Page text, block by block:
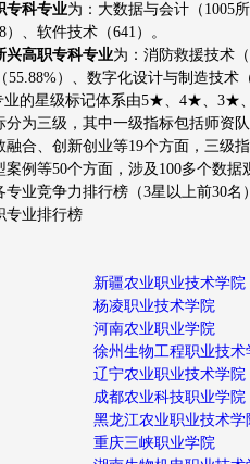
专科专业为：大数据与会计（1005
、软件技术（641）。
兴高职专科专业为：消防救援技术
）、数字化设计与制造技
业的星级标记体系由5★、4★、3★
分为三级，其中一级指标包括师
合、创新创业等19个方面，三级
例等50个方面，涉及100多个数据
业竞争力排行榜（3星以上前30名
专业排行榜
新疆农业职业技术学院
杨凌职业技术学院
河南农业职业学院
徐州生物工程职业技术
辽宁农业职业技术学院
成都农业科技职业学院
黑龙江农业职业技术学
重庆三峡职业学院